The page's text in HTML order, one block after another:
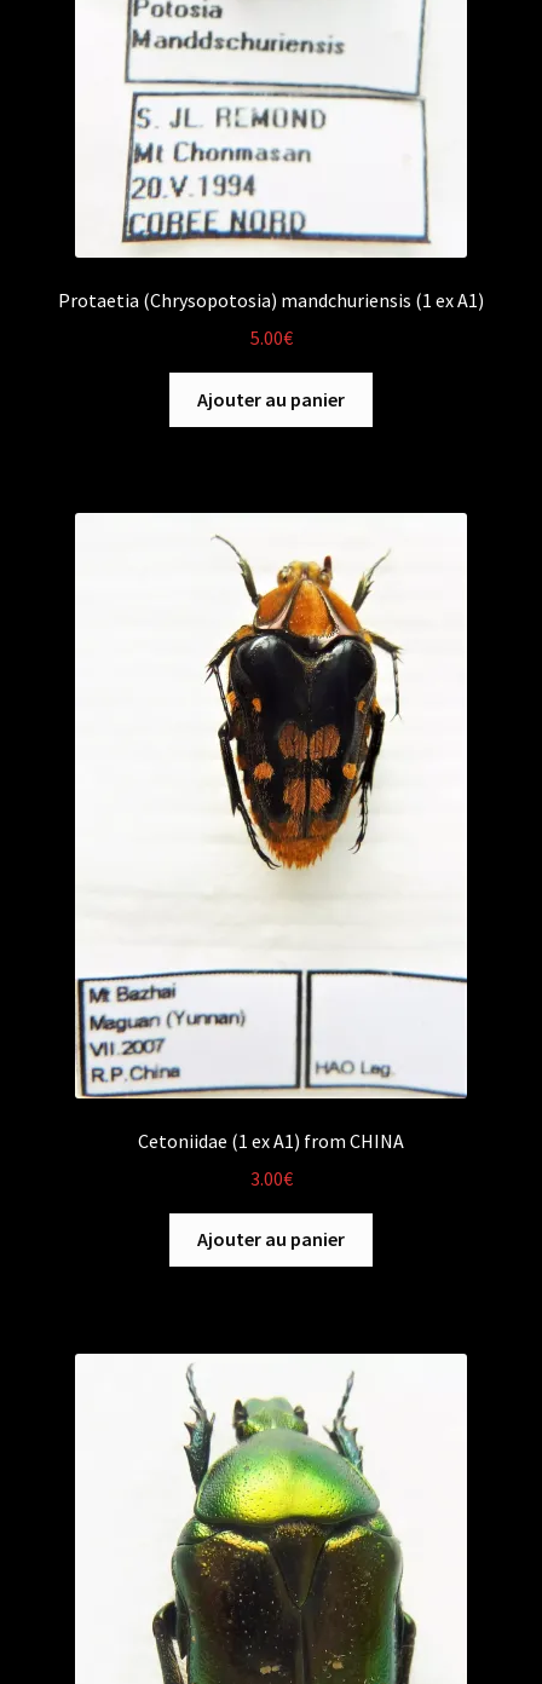
Protaetia (Chrysopotosia) mandchuriensis (1 ex A1)
5.00€
Ajouter au panier
Cetoniidae (1 ex A1) from CHINA
3.00€
Ajouter au panier